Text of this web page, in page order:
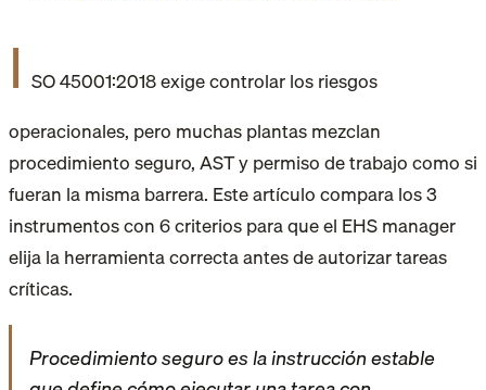
I SO 45001:2018 exige controlar los riesgos
operacionales, pero muchas plantas mezclan
procedimiento seguro, AST y permiso de trabajo como si
fueran la misma barrera. Este artículo compara los 3
instrumentos con 6 criterios para que el EHS manager
elija la herramienta correcta antes de autorizar tareas
críticas.
Procedimiento seguro es la instrucción estable